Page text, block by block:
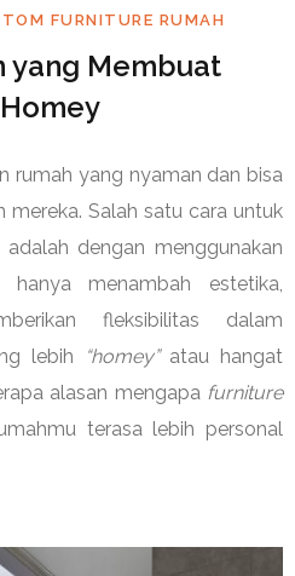
FURNITURE RUMAH
yang Membuat
rumah yang nyaman dan bisa
mereka. Salah satu cara untuk
dengan menggunakan
menambah estetika,
fleksibilitas dalam
lebih
“homey”atau hangat
alasan mengapa furniture
terasa lebih personal